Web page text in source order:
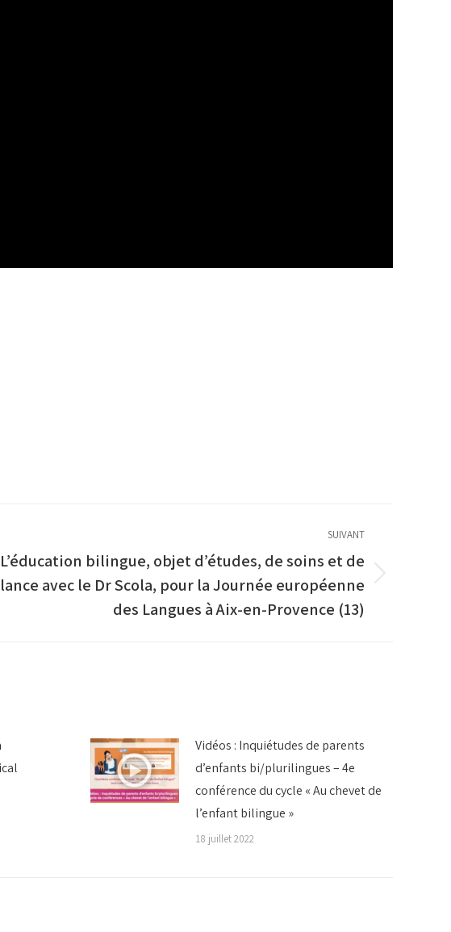
SUIVANT
L’éducation bilingue, objet d’études, de soins et de
avec le Dr Scola, pour la Journée européenne
des Langues à Aix-en-Provence (13)
Vidéos : Inquiétudes de parents
d’enfants bi/plurilingues – 4e
conférence du cycle « Au chevet de
l’enfant bilingue »
18 juillet 2022